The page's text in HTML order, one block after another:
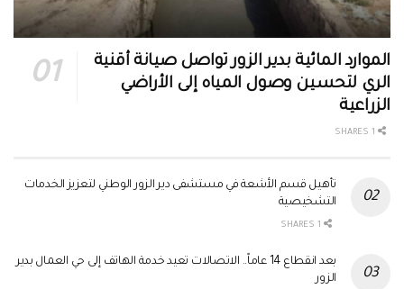
الموارد المائية بدير الزور تواصل صيانة أقنية
الري لتحسين وصول المياه إلى الأراضي
الزراعية
تأهيل قسم الأشعة في مستشفى دير الزور الوطني لتعزيز الخدمات
التشخيصية
بعد انقطاع 14 عاماً.. الاتصالات تعيد خدمة الهاتف إلى حي العمال بدير
الزور